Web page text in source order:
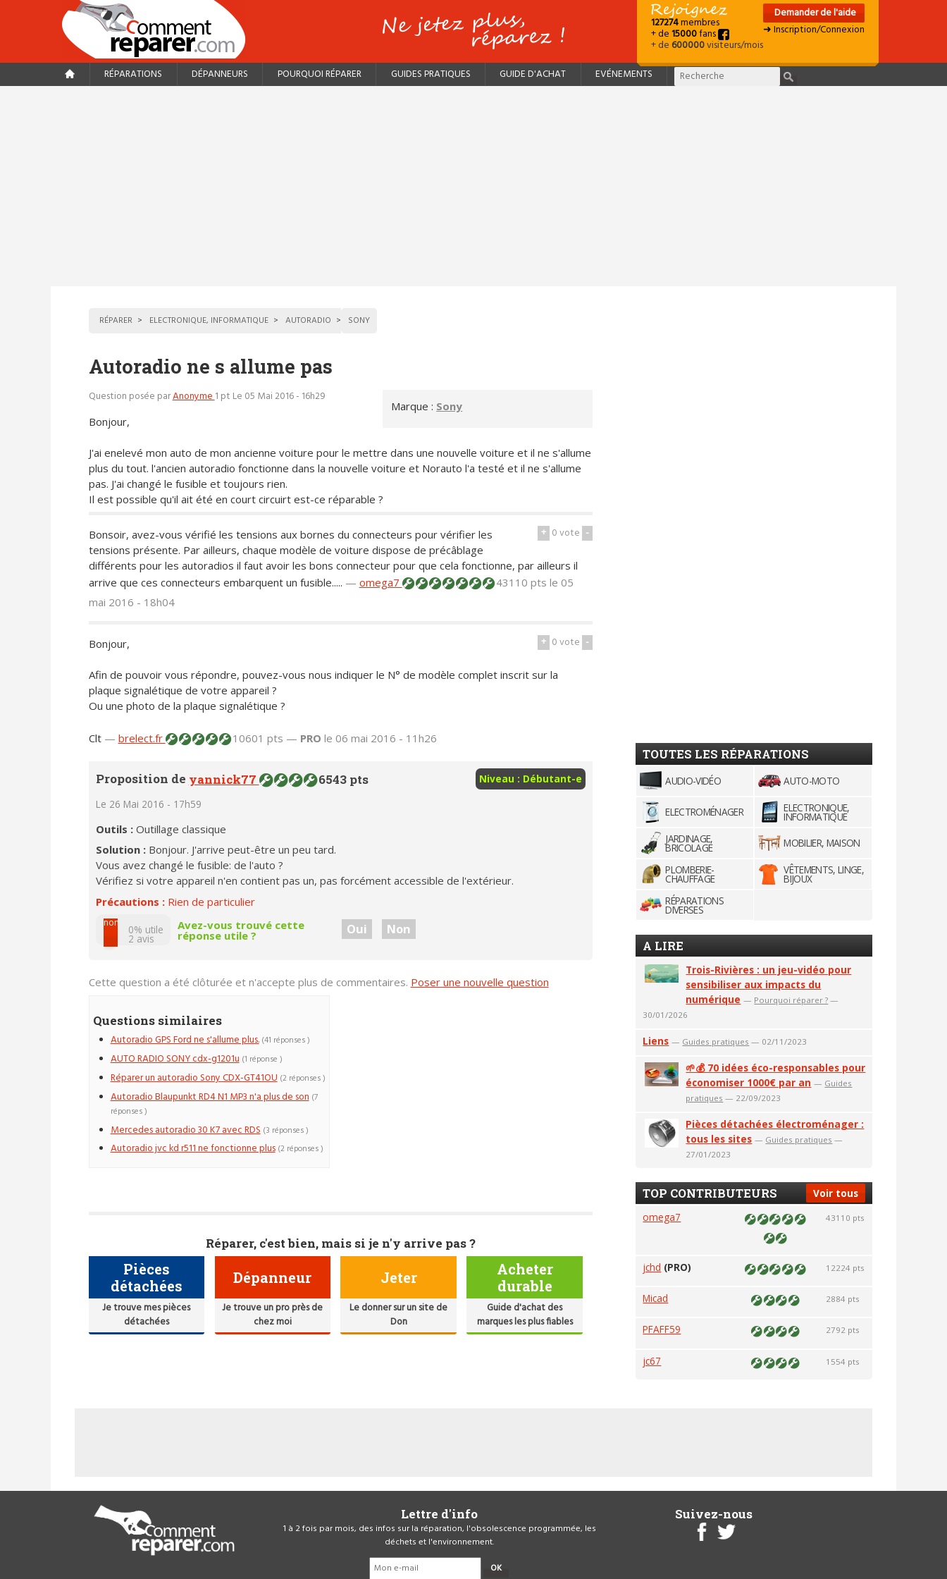
127274membres
+ de15000fans
+ de600000visiteurs/mois
Demander de l'aide
➜ Inscription/Connexion
RÉPARATIONS DÉPANNEURS POURQUOI RÉPARER GUIDES PRATIQUES GUIDE D'ACHAT EVÉNEMENTS
RÉPARER ELECTRONIQUE, INFORMATIQUE AUTORADIO SONY
Autoradio ne s allume pas
Marque : Sony
Question posée parAnonyme1 pt Le 05 Mai 2016 - 16h29
Bonjour,
J'ai enelevé mon auto de mon ancienne voiture pour le mettre dans une nouvelle voiture et il ne s'allume
plus du tout. l'ancien autoradio fonctionne dans la nouvelle voiture et Norauto l'a testé et il ne s'allume
pas. J'ai changé le fusible et toujours rien.
Il est possible qu'il ait été en court circuirt est-ce réparable ?
+ 0vote -
Bonsoir, avez-vous vérifié les tensions aux bornes du connecteurs pour vérifier les
tensions présente. Par ailleurs, chaque modèle de voiture dispose de précâblage
différents pour les autoradios il faut avoir les bons connecteur pour que cela fonctionne, par ailleurs il
arrive que ces connecteurs embarquent un fusible..... — omega7 43110 pts le 05
mai 2016 - 18h04
+ 0vote -
Bonjour,
Afin de pouvoir vous répondre, pouvez-vous nous indiquer le N° de modèle complet inscrit sur la
plaque signalétique de votre appareil ?
Ou une photo de la plaque signalétique ?
Clt — brelect.fr 10601 pts — PRO le 06 mai 2016 - 11h26
Niveau : Débutant-e
Proposition de yannick77 6543 pts
Le 26 Mai 2016 - 17h59
Outils : Outillage classique
Solution : Bonjour. J'arrive peut-être un peu tard.
Vous avez changé le fusible: de l'auto ?
Vérifiez si votre appareil n'en contient pas un, pas forcément accessible de l'extérieur.
Précautions : Rien de particulier
non
0% utile
2 avis
Avez-vous trouvé cette
réponse utile ? Oui Non
Cette question a été clôturée et n'accepte plus de commentaires. Poser une nouvelle question
Questions similaires
Autoradio GPS Ford ne s'allume plus. (41 réponses )
AUTO RADIO SONY cdx-g1201u (1 réponse )
Réparer un autoradio Sony CDX-GT41OU (2 réponses )
Autoradio Blaupunkt RD4 N1 MP3 n'a plus de son (7
réponses )
Mercedes autoradio 30 K7 avec RDS (3 réponses )
Autoradio jvc kd r511 ne fonctionne plus (2 réponses )
Réparer, c'est bien, mais si je n'y arrive pas ?
Pièces
détachées
Je trouve mes pièces
détachées
Dépanneur
Je trouve un pro près de
chez moi
Jeter
Le donner sur un site de
Don
Acheter
durable
Guide d'achat des
marques les plus fiables
TOUTES LES RÉPARATIONS
AUDIO-VIDÉO AUTO-MOTO
ELECTROMÉNAGER ELECTRONIQUE,
INFORMATIQUE
JARDINAGE,
BRICOLAGE
MOBILIER, MAISON
PLOMBERIE-
CHAUFFAGE
VÊTEMENTS, LINGE,
BIJOUX
RÉPARATIONS
DIVERSES
A LIRE
Trois-Rivières : un jeu-vidéo pour
sensibiliser aux impacts du
numérique — Pourquoi réparer ? —
30/01/2026
Liens — Guides pratiques — 02/11/2023
🌱💰 70 idées éco-responsables pour
économiser 1000€ par an — Guides
pratiques — 22/09/2023
Pièces détachées électroménager :
tous les sites — Guides pratiques —
27/01/2023
Voir tous
TOP CONTRIBUTEURS
omega7 43110 pts
jchd (PRO) 12224 pts
Micad 2884 pts
PFAFF59 2792 pts
jc67 1554 pts
Lettre d'info
1 à 2 fois par mois, des infos sur la réparation, l'obsolescence programmée, les
déchets et l'environnement.
OK
Suivez-nous